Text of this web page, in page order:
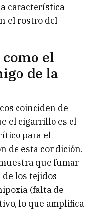
característica
el rostro del
el
de la
coinciden de
el cigarrillo es el
para el
de esta condición.
que fumar
los tejidos
(falta de
lo que amplifica